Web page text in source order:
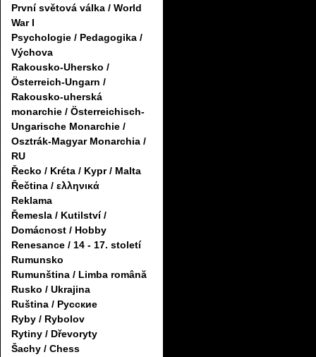
První světová válka / World
War I
Psychologie / Pedagogika /
Výchova
Rakousko-Uhersko /
Österreich-Ungarn /
Rakousko-uherská
monarchie / Österreichisch-
Ungarische Monarchie /
Osztrák-Magyar Monarchia /
RU
Řecko / Kréta / Kypr / Malta
Řečtina / ελληνικά
Reklama
Řemesla / Kutilství /
Domácnost / Hobby
Renesance / 14 - 17. století
Rumunsko
Rumunština / Limba română
Rusko / Ukrajina
Ruština / Русские
Ryby / Rybolov
Rytiny / Dřevoryty
Šachy / Chess